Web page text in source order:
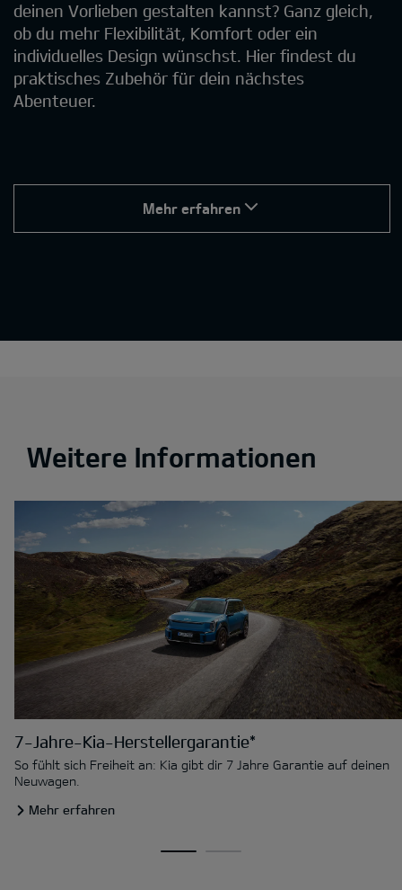
deinen Vorlieben gestalten kannst? Ganz gleich,
ob du mehr Flexibilität, Komfort oder ein
individuelles Design wünschst. Hier findest du
praktisches Zubehör für dein nächstes
Abenteuer.
Mehr erfahren
Weitere Informationen
7-Jahre-Kia-Herstellergarantie*
So fühlt sich Freiheit an: Kia gibt dir 7 Jahre Garantie auf deinen
Neuwagen.
Mehr erfahren